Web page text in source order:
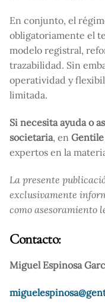
En conjunto, el
obligatoriamente el
modelo registral,
trazabilidad. Sin
operatividad y
limitada.
Si necesita ayuda o
societaria, en
expertos en la
La presente
exclusivamente
como asesoramiento
Contacto:
Miguel Espinosa